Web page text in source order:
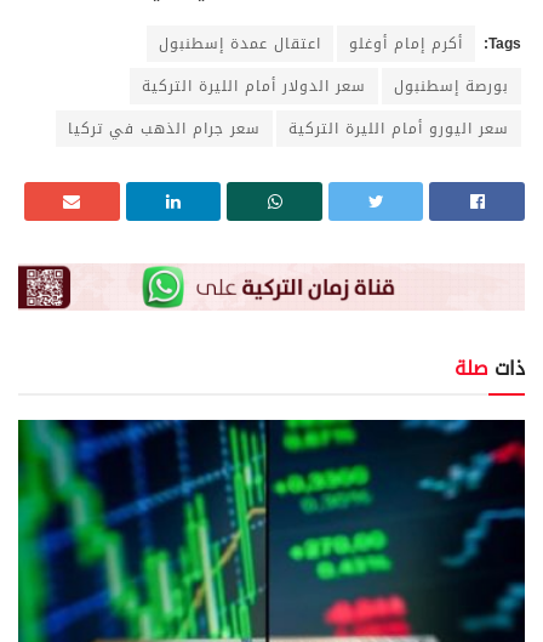
Tags: أكرم إمام أوغلو
اعتقال عمدة إسطنبول
بورصة إسطنبول
سعر الدولار أمام الليرة التركية
سعر اليورو أمام الليرة التركية
سعر جرام الذهب في تركيا
ذات صلة